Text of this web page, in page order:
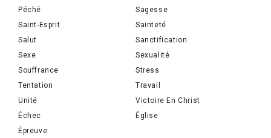
Péché
Sagesse
Saint-Esprit
Sainteté
Salut
Sanctification
Sexe
Sexualité
Souffrance
Stress
Tentation
Travail
Unité
Victoire En Christ
Échec
Église
Épreuve